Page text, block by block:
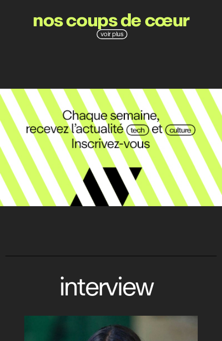
voir plus
nos coups de cœur
interview